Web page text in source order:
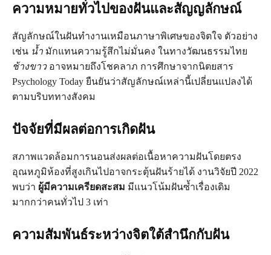
ความหมายทั่วไปของฝันและสัญญลักษณ์
สัญลักษณ์ในฝันทำงานเหมือนภาษาพิเศษของจิตใจ ตัวอย่าง
เช่น น้ำ มักแทนความรู้สึกไม่มั่นคง ในทางวัฒนธรรมไทย
ช้างขาวอาจหมายถึงโชคลาภ การศึกษาจากนิตยสาร
Psychology Today ยืนยันว่าสัญลักษณ์เหล่านี้เปลี่ยนแปลงได้
ตามบริบททางสังคม
ปัจจัยที่มีผลต่อการเกิดฝัน
สภาพแวดล้อมการนอนส่งผลต่อเนื้อหาความฝันโดยตรง
อุณหภูมิห้องที่สูงเกินไปอาจกระตุ้นฝันร้ายได้ งานวิจัยปี 2022
พบว่า ผู้มีความเครียดสะสม มีแนวโน้มฝันซ้ำเรื่องเดิม
มากกว่าคนทั่วไป 3 เท่า
ความสัมพันธ์ระหว่างจิตใต้สำนึกกับฝัน